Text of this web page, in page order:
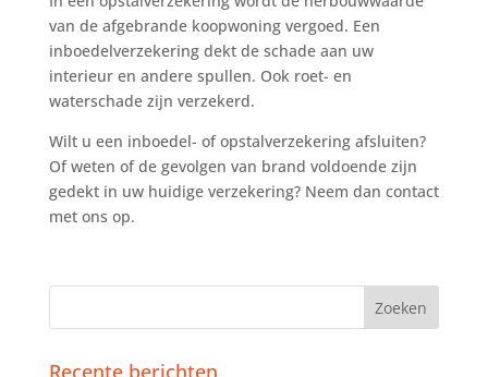
van de afgebrande koopwoning vergoed. Een
inboedelverzekering dekt de schade aan uw
interieur en andere spullen. Ook roet- en
waterschade zijn verzekerd.
Wilt u een inboedel- of opstalverzekering afsluiten?
Of weten of de gevolgen van brand voldoende zijn
gedekt in uw huidige verzekering? Neem dan contact
met ons op.
Recente berichten